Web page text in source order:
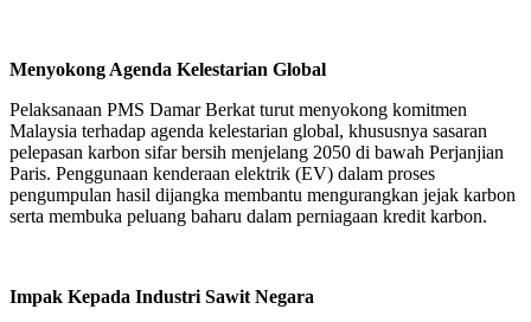
Menyokong Agenda Kelestarian Global
Pelaksanaan PMS Damar Berkat turut menyokong komitmen
Malaysia terhadap agenda kelestarian global, khususnya sasaran
pelepasan karbon sifar bersih menjelang 2050 di bawah Perjanjian
Paris. Penggunaan kenderaan elektrik (EV) dalam proses
pengumpulan hasil dijangka membantu mengurangkan jejak karbon
serta membuka peluang baharu dalam perniagaan kredit karbon.
Impak Kepada Industri Sawit Negara